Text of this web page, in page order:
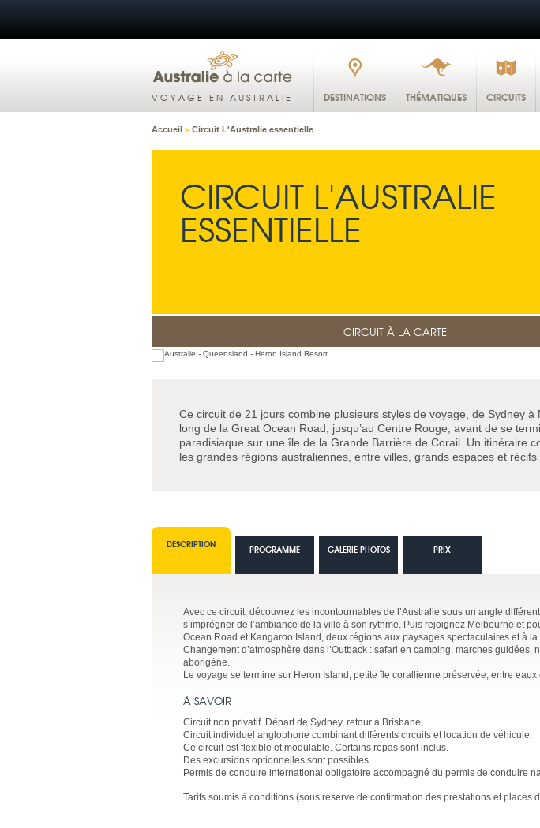
VOYAGE EN AUSTRALIE DESTINATIONS THÉMATIQUES CIRCUITS
Accueil > Circuit L'Australie essentielle
CIRCUIT L'AUSTRALIE
ESSENTIELLE
CIRCUIT À LA CARTE
Ce circuit de 21 jours combine plusieurs styles de voyage, de Sydney à
long de la Great Ocean Road, jusqu’au Centre Rouge, avant de se
paradisiaque sur une île de la Grande Barrière de Corail. Un itinéraire
les grandes régions australiennes, entre villes, grands espaces et récifs
DESCRIPTION
Avec ce circuit, découvrez les incontournables de l’Australie sous un angle
s’imprégner de l’ambiance de la ville à son rythme. Puis rejoignez Melbourne et
Ocean Road et Kangaroo Island, deux régions aux paysages spectaculaires et à
Changement d’atmosphère dans l’Outback : safari en camping, marches
aborigène.
Le voyage se termine sur Heron Island, petite île corallienne préservée, entre
À SAVOIR
Circuit non privatif. Départ de Sydney, retour à Brisbane.
Circuit individuel anglophone combinant différents circuits et location de véhicule.
Ce circuit est flexible et modulable. Certains repas sont inclus.
Des excursions optionnelles sont possibles.
Permis de conduire international obligatoire accompagné du permis de conduire
Tarifs soumis à conditions (sous réserve de confirmation des prestations et places
PROGRAMME GALERIE PHOTOS PRIX